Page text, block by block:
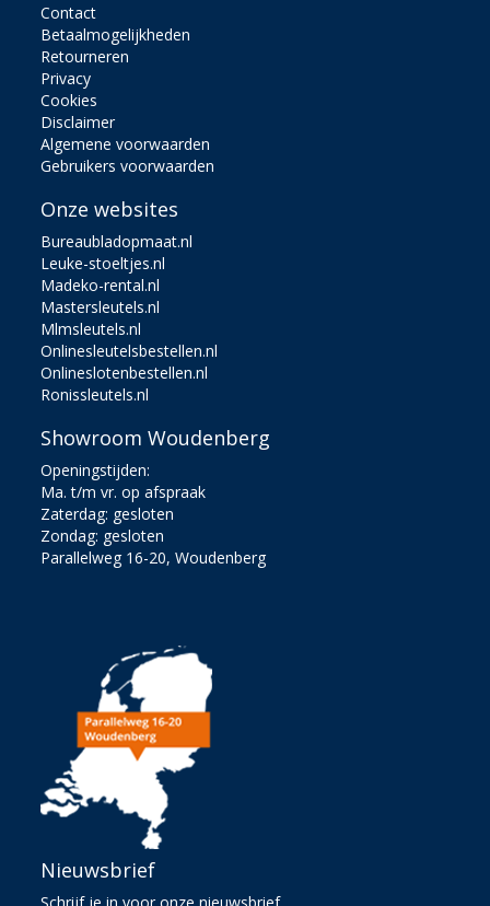
Contact
Betaalmogelijkheden
Retourneren
Privacy
Cookies
Disclaimer
Algemene voorwaarden
Gebruikers voorwaarden
Onze websites
Bureaubladopmaat.nl
Leuke-stoeltjes.nl
Madeko-rental.nl
Mastersleutels.nl
Mlmsleutels.nl
Onlinesleutelsbestellen.nl
Onlineslotenbestellen.nl
Ronissleutels.nl
Showroom Woudenberg
Openingstijden:
Ma. t/m vr. op afspraak
Zaterdag: gesloten
Zondag: gesloten
Parallelweg 16-20, Woudenberg
Nieuwsbrief
Schrijf je in voor onze nieuwsbrief